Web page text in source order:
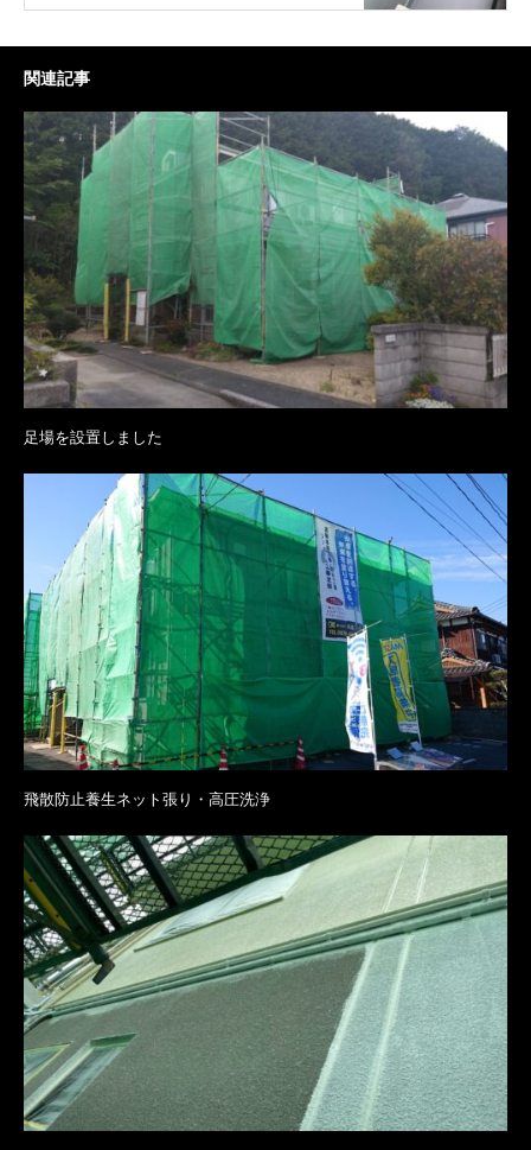
関連記事
足場を設置しました
飛散防止養生ネット張り・高圧洗浄